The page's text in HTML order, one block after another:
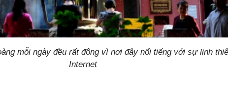
mỗi ngày đều rất đông vì nơi đây nổi tiếng với sự linh
Internet